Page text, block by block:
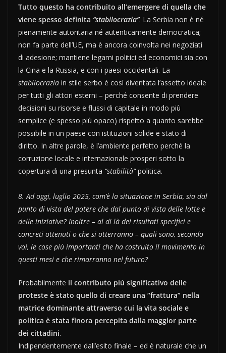
Tutto questo ha contribuito all’emergere di quella che
viene spesso definita “stabilocrazia”. La Serbia non è né
pienamente autoritaria né autenticamente democratica;
non fa parte dell’UE, ma è ancora coinvolta nei negoziati
di adesione; mantiene legami politici ed economici sia con
la Cina e la Russia, e con i paesi occidentali. La
stabilocrazia in stile serbo è così diventata l’assetto ideale
per tutti gli attori esterni – perché consente di prendere
decisioni su risorse e flussi di capitale in modo più
semplice (e spesso più opaco) rispetto a quanto sarebbe
possibile in un paese con istituzioni solide e stato di
diritto. In altre parole, è l’ambiente perfetto perché la
corruzione locale e internazionale prosperi sotto la
copertura di una presunta “stabilità”politica.
8. Ad oggi, luglio 2025, com’è la situazione in Serbia, sia dal
punto di vista del potere che dal punto di vista delle lotte e
delle iniziative? Inoltre – al di là dei risultati specifici e
concreti ottenuti o che si otterranno – quali sono, secondo
voi, le cose più importanti che ha costruito il movimento in
questi mesi e che rimarranno nel futuro?
Probabilmente il contributo più significativo delle
proteste è stato quello di creare una “frattura” nella
matrice dominante attraverso cui la vita sociale e
politica è stata finora percepita dalla maggior parte
dei cittadini.
Indipendentemente dall’esito finale – ed è naturale che un